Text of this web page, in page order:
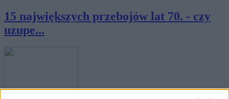
15 największych przebojów lat 70. - czy
uzupe...